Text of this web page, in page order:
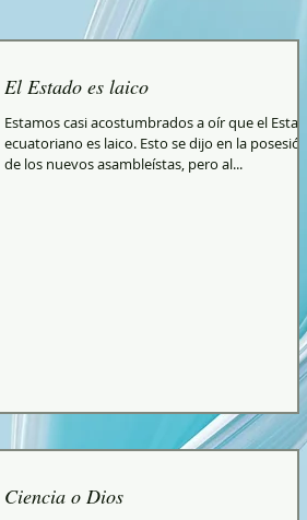
El Estado es laico
Estamos casi acostumbrados a oír que el Estado
ecuatoriano es laico. Esto se dijo en la posesión
de los nuevos asambleístas, pero al...
Ciencia o Dios